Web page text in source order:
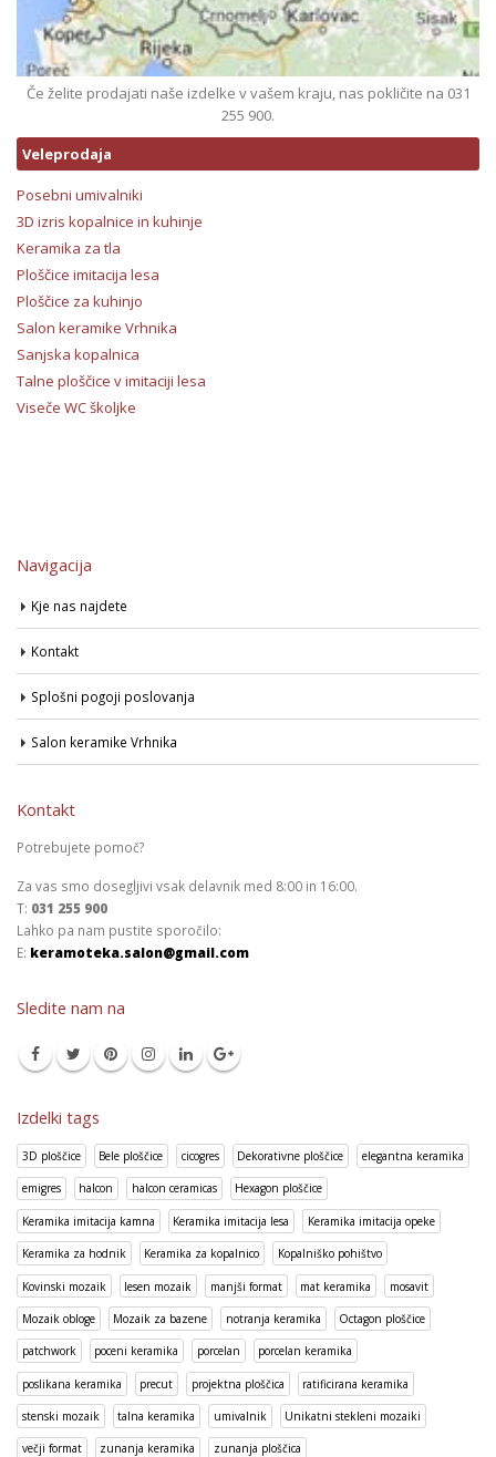
Če želite prodajati naše izdelke v vašem kraju, nas pokličite na 031
255 900.
Veleprodaja
Posebni umivalniki
3D izris kopalnice in kuhinje
Keramika za tla
Ploščice imitacija lesa
Ploščice za kuhinjo
Salon keramike Vrhnika
Sanjska kopalnica
Talne ploščice v imitaciji lesa
Viseče WC školjke
Navigacija
Kje nas najdete
Kontakt
Splošni pogoji poslovanja
Salon keramike Vrhnika
Kontakt
Potrebujete pomoč?
Za vas smo dosegljivi vsak delavnik med 8:00 in 16:00.
T: 031 255 900
Lahko pa nam pustite sporočilo:
E: keramoteka.salon@gmail.com
Sledite nam na
Izdelki tags
3D ploščice Bele ploščice cicogres Dekorativne ploščice elegantna keramika
emigres halcon halcon ceramicas Hexagon ploščice
Keramika imitacija kamna Keramika imitacija lesa Keramika imitacija opeke
Keramika za hodnik Keramika za kopalnico Kopalniško pohištvo
Kovinski mozaik lesen mozaik manjši format mat keramika mosavit
Mozaik obloge Mozaik za bazene notranja keramika Octagon ploščice
patchwork poceni keramika porcelan porcelan keramika
poslikana keramika precut projektna ploščica ratificirana keramika
stenski mozaik talna keramika umivalnik Unikatni stekleni mozaiki
večji format zunanja keramika zunanja ploščica